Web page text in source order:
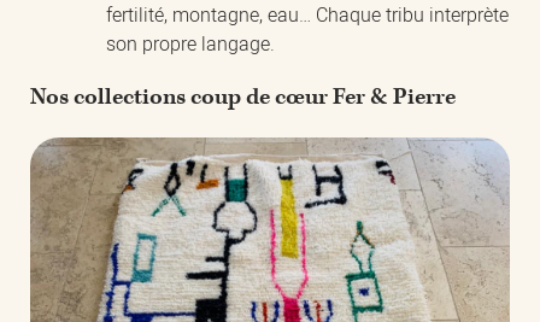
fertilité, montagne, eau… Chaque tribu interprète
son propre langage.
Nos collections coup de cœur Fer & Pierre